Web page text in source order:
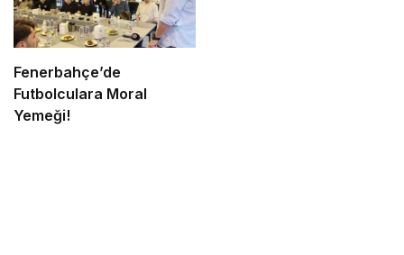
Fenerbahçe’de
Futbolculara Moral
Yemeği!